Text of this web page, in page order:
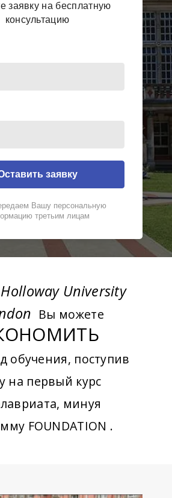
заявку на бесплатную
консультацию
заявку
Вашу персональную
третьим лицам
University
Вы можете
обучения, поступив
на первый курс
минуя
FOUNDATION .